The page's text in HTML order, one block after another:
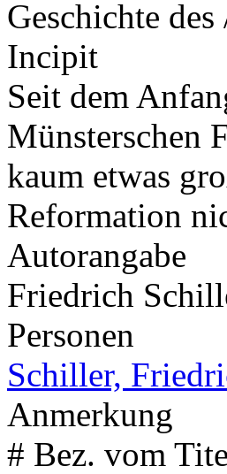
Geschichte
Incipit
Seit dem
Münsterschen
kaum etwas
Reformation
Autorangabe
Friedrich
Personen
Schiller,
Anmerkung
# Bez. vom